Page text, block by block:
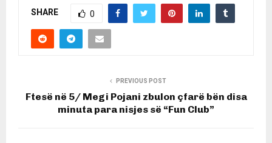
SHARE 0
PREVIOUS POST
Ftesë në 5/ Megi Pojani zbulon çfarë bën disa
minuta para nisjes së “Fun Club”